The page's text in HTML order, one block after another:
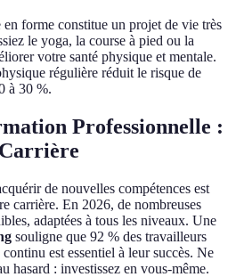
forme constitue un projet de vie très
le yoga, la course à pied ou la
votre santé physique et mentale.
régulière réduit le risque de
à 30 %.
Professionnelle :
de nouvelles compétences est
carrière. En 2026, de nombreuses
adaptées à tous les niveaux. Une
souligne que 92 % des travailleurs
est essentiel à leur succès. Ne
hasard : investissez en vous-même.